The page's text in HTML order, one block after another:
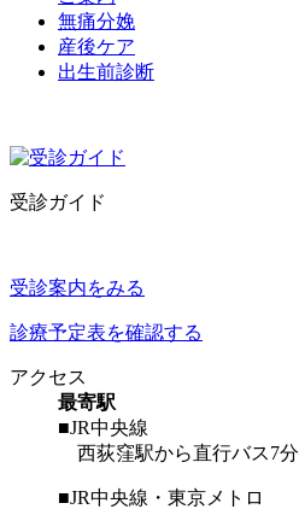
無痛分娩
産後ケア
出生前診断
受診ガイド
受診案内をみる
診療予定表を確認する
アクセス
最寄駅
■JR中央線
西荻窪駅から直行バス7分
■JR中央線・東京メトロ